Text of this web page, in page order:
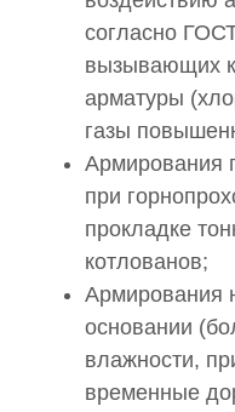
согласно
вызывающих
арматуры
газы
Армирования
при
прокладке
котлованов;
Армирования
основании
влажности,
временные